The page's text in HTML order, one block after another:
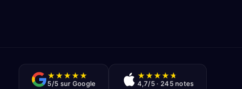
★★★★★
5/5 sur Google
★★★★★
4,7/5 · 245 notes